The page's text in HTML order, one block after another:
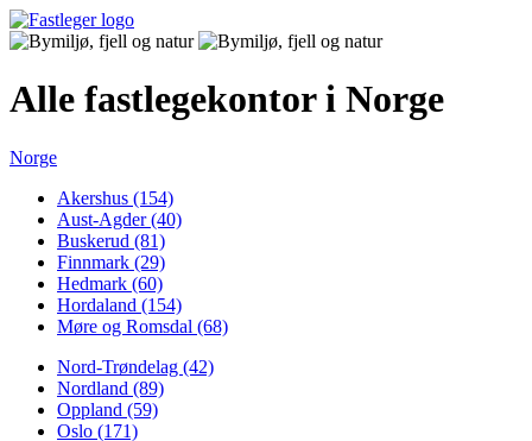
Alle fastlegekontor i Norge
Norge
Akershus (154)
Aust-Agder (40)
Buskerud (81)
Finnmark (29)
Hedmark (60)
Hordaland (154)
Møre og Romsdal (68)
Nord-Trøndelag (42)
Nordland (89)
Oppland (59)
Oslo (171)